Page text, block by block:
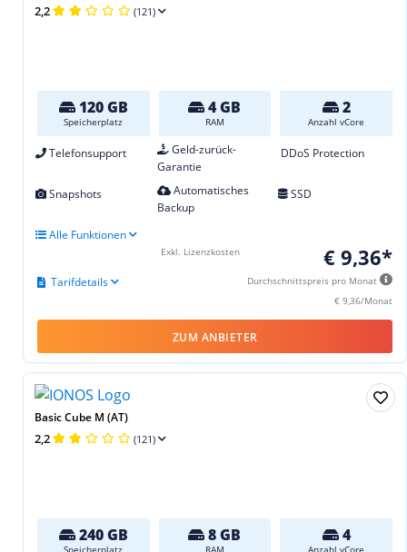
2,2 (121)
120 GB
Speicherplatz
4 GB
RAM
2
Anzahl vCore
Telefonsupport
Geld-zurück-
Garantie
DDoS Protection
Snapshots
Automatisches
Backup
SSD
Alle Funktionen
€ 9,36*
Durchschnittspreis pro Monat
€ 9,36/Monat
Tarifdetails
Exkl. Lizenzkosten
ZUM ANBIETER
Basic Cube M (AT)
2,2 (121)
240 GB
Speicherplatz
8 GB
RAM
4
Anzahl vCore